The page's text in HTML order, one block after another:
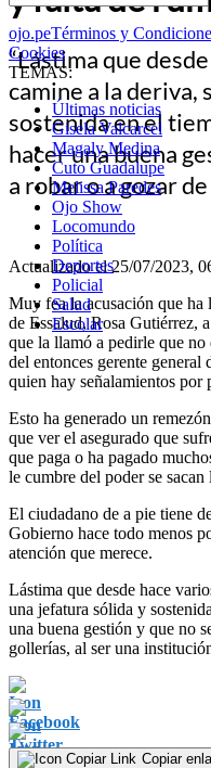
ojo.peTérminos y
Cookies
TEMAS:
Últimas noticias
Gisela Valcarcel
Magaly Medina
Cuto Guadalupe
Melissa Paredes
Ojo Show
Locomundo
Política
Deportes
Policial
Salud
Escolar
“Lástima que
camine a la deriva,
sostenida en el
hacer una buena
a robar o a gozar
Actualizado el 25/07/2023,
Muy fea la acusación que ha
de Essalud, Rosa Gutiérrez,
que la llamó a pedirle que no
del entonces gerente
quien hay señalamientos por
Esto ha generado un
que ver el asegurado que
que paga o ha pagado
le cumbre del poder se sacan
El ciudadano de a pie tiene
Gobierno hace todo menos
atención que merece.
Lástima que desde hace
una jefatura sólida y
una buena gestión y que no
gollerías, al ser una
Copiar